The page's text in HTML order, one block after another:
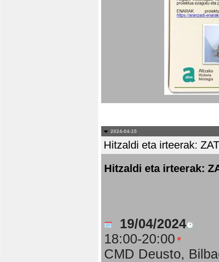
2024-04-15
Hitzaldi eta irteerak:
Hitzaldi eta irteerak:
19/04/2024
18:00-20:00
CMD Deusto,